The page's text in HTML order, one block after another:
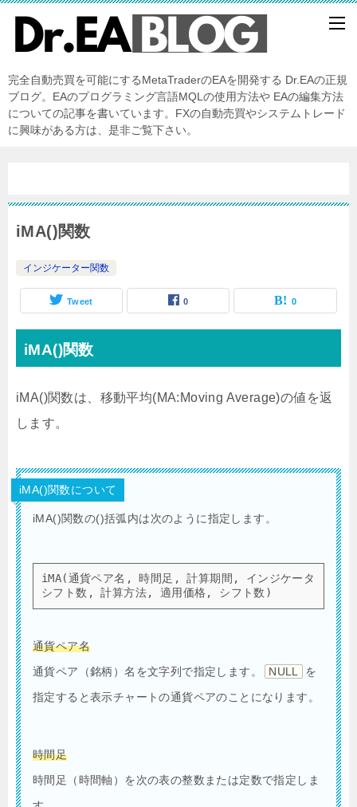
完全自動売買を可能にするMetaTraderのEAを開発する Dr.EAの正規
ブログ。EAのプログラミング言語MQLの使用方法や EAの編集方法
についての記事を書いています。FXの自動売買やシステムトレード
に興味がある方は、是非ご覧下さい。
iMA()関数
インジケーター関数
Tweet 0 0
iMA()関数
iMA()関数は、移動平均(MA:Moving Average)の値を返
します。
iMA()関数について
iMA()関数の()括弧内は次のように指定します。
iMA(通貨ペア名, 時間足, 計算期間, インジケータ
シフト数, 計算方法, 適用価格, シフト数)
通貨ペア名
通貨ペア（銘柄）名を文字列で指定します。
NULL
を
指定すると表示チャートの通貨ペアのことになります。
時間足
時間足（時間軸）を次の表の整数または定数で指定しま